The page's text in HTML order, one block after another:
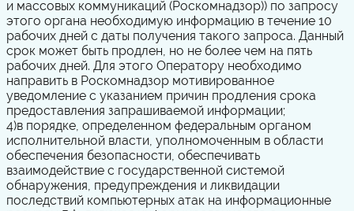
и массовых коммуникаций (Роскомнадзор)) по запросу
этого органа необходимую информацию в течение 10
рабочих дней с даты получения такого запроса. Данный
срок может быть продлен, но не более чем на пять
рабочих дней. Для этого Оператору необходимо
направить в Роскомнадзор мотивированное
уведомление с указанием причин продления срока
предоставления запрашиваемой информации;
4)в порядке, определенном федеральным органом
исполнительной власти, уполномоченным в области
обеспечения безопасности, обеспечивать
взаимодействие с государственной системой
обнаружения, предупреждения и ликвидации
последствий компьютерных атак на информационные